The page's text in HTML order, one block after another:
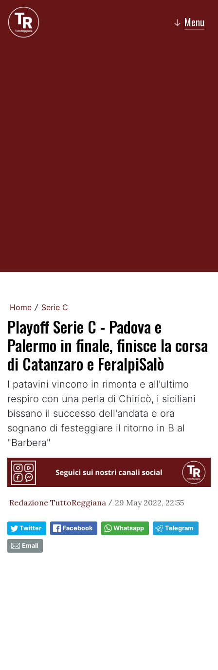
↓ Menu
Home / Serie C
Playoff Serie C - Padova e
Palermo in finale, finisce la corsa
di Catanzaro e FeralpiSalò
I patavini vincono in rimonta e all'ultimo
respiro con una perla di Chiricò, i siciliani
bissano il successo dell'andata e ora
sognano di festeggiare il ritorno in B al
"Barbera"
Redazione TuttoReggiana / 29 May 2022, 22:55
Twitter Facebook Whatsapp Telegram
Email